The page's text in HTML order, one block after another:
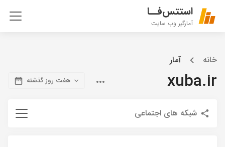
استتس‌فــا
آمارگیر وب سایت
خانه آمار
xuba.ir هفت روز گذشته
شبکه های اجتماعی